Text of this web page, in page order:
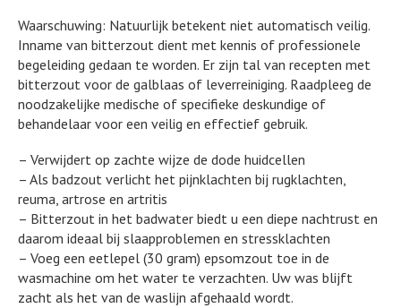
Waarschuwing: Natuurlijk betekent niet automatisch veilig.
Inname van bitterzout dient met kennis of professionele
begeleiding gedaan te worden. Er zijn tal van recepten met
bitterzout voor de galblaas of leverreiniging. Raadpleeg de
noodzakelijke medische of specifieke deskundige of
behandelaar voor een veilig en effectief gebruik.
– Verwijdert op zachte wijze de dode huidcellen
– Als badzout verlicht het pijnklachten bij rugklachten,
reuma, artrose en artritis
– Bitterzout in het badwater biedt u een diepe nachtrust en
daarom ideaal bij slaapproblemen en stressklachten
– Voeg een eetlepel (30 gram) epsomzout toe in de
wasmachine om het water te verzachten. Uw was blijft
zacht als het van de waslijn afgehaald wordt.